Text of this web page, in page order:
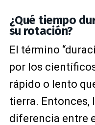
¿Qué tiempo
su rotación?
El término
por los
rápido o lento
tierra. Entonces,
diferencia entre